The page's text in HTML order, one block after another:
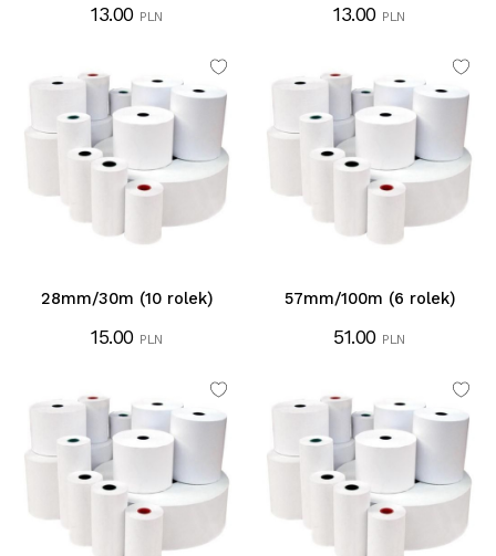
13.00 PLN 13.00 PLN
28mm/30m (10 rolek)
15.00 PLN
57mm/100m (6 rolek)
51.00 PLN